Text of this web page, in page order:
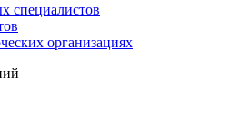
специалистов
организациях